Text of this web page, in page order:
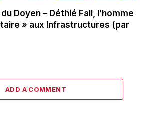
Doyen – Déthié Fall, l’homme
» aux Infrastructures (par
ADD A COMMENT